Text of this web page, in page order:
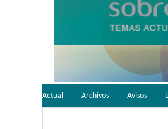
Actual Archivos Avisos